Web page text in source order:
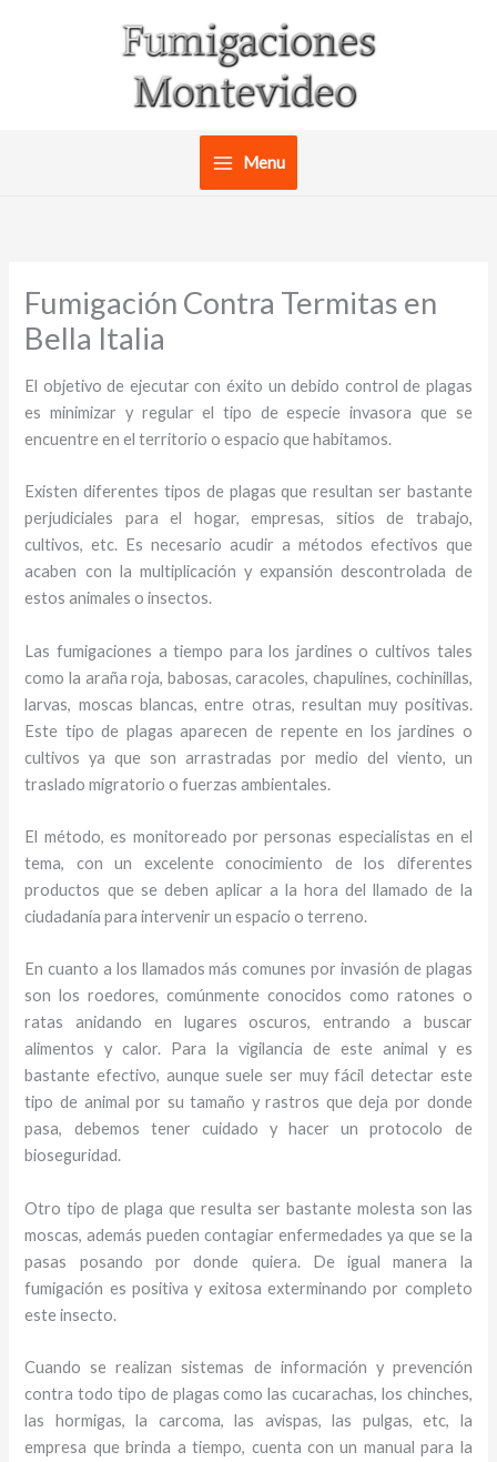
Menu
Fumigación Contra Termitas en
Bella Italia
El objetivo de ejecutar con éxito un debido control de plagas
es minimizar y regular el tipo de especie invasora que se
encuentre en el territorio o espacio que habitamos.
Existen diferentes tipos de plagas que resultan ser bastante
perjudiciales para el hogar, empresas, sitios de trabajo,
cultivos, etc. Es necesario acudir a métodos efectivos que
acaben con la multiplicación y expansión descontrolada de
estos animales o insectos.
Las fumigaciones a tiempo para los jardines o cultivos tales
como la araña roja, babosas, caracoles, chapulines, cochinillas,
larvas, moscas blancas, entre otras, resultan muy positivas.
Este tipo de plagas aparecen de repente en los jardines o
cultivos ya que son arrastradas por medio del viento, un
traslado migratorio o fuerzas ambientales.
El método, es monitoreado por personas especialistas en el
tema, con un excelente conocimiento de los diferentes
productos que se deben aplicar a la hora del llamado de la
ciudadanía para intervenir un espacio o terreno.
En cuanto a los llamados más comunes por invasión de plagas
son los roedores, comúnmente conocidos como ratones o
ratas anidando en lugares oscuros, entrando a buscar
alimentos y calor. Para la vigilancia de este animal y es
bastante efectivo, aunque suele ser muy fácil detectar este
tipo de animal por su tamaño y rastros que deja por donde
pasa, debemos tener cuidado y hacer un protocolo de
bioseguridad.
Otro tipo de plaga que resulta ser bastante molesta son las
moscas, además pueden contagiar enfermedades ya que se la
pasas posando por donde quiera. De igual manera la
fumigación es positiva y exitosa exterminando por completo
este insecto.
Cuando se realizan sistemas de información y prevención
contra todo tipo de plagas como las cucarachas, los chinches,
las hormigas, la carcoma, las avispas, las pulgas, etc, la
empresa que brinda a tiempo, cuenta con un manual para la